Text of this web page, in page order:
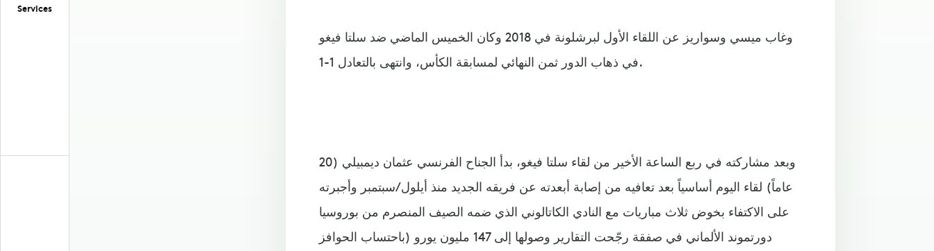
Services
وغاب ميسي وسواريز عن اللقاء الأول لبرشلونة في 2018 وكان الخميس الماضي ضد سلتا فيغو
في ذهاب الدور ثمن النهائي لمسابقة الكأس، وانتهى بالتعادل 1-1.
وبعد مشاركته في ربع الساعة الأخير من لقاء سلتا فيغو، بدأ الجناح الفرنسي عثمان ديمبيلي (20
عاماً) لقاء اليوم أساسياً بعد تعافيه من إصابة أبعدته عن فريقه الجديد منذ أيلول/سبتمبر وأجبرته
على الاكتفاء بخوض ثلاث مباريات مع النادي الكاتالوني الذي ضمه الصيف المنصرم من بوروسيا
دورتموند الألماني في صفقة رجّحت التقارير وصولها إلى 147 مليون يورو (باحتساب الحوافز